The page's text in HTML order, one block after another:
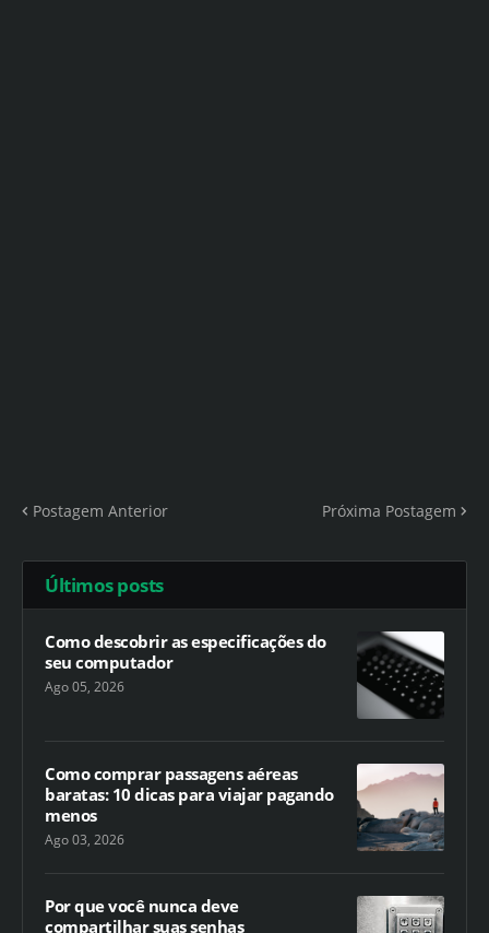
Postagem Anterior Próxima Postagem
Últimos posts
Como descobrir as especificações do
seu computador
Ago 05, 2026
Como comprar passagens aéreas
baratas: 10 dicas para viajar pagando
menos
Ago 03, 2026
Por que você nunca deve
compartilhar suas senhas